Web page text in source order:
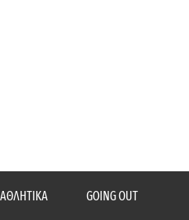
ΑΘΛΗΤΙΚΆ GOING OUT